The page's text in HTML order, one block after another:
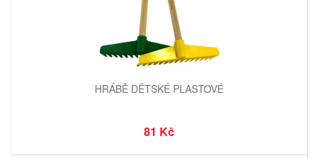
HRÁBĚ DĚTSKÉ PLASTOVÉ
81 Kč